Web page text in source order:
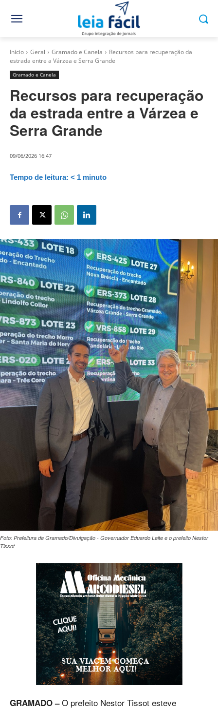
Início Geral Gramado e Canela
Recursos para recuperação da
estrada entre a Várzea e Serra Grande
Gramado e Canela
Recursos para recuperação
da estrada entre a Várzea e
Serra Grande
09/06/2026 16:47
Tempo de leitura: < 1 minuto
Foto: Prefeitura de Gramado/Divulgação - Governador Eduardo Leite e o prefeito Nestor
Tissot
GRAMADO –O prefeito Nestor Tissot esteve